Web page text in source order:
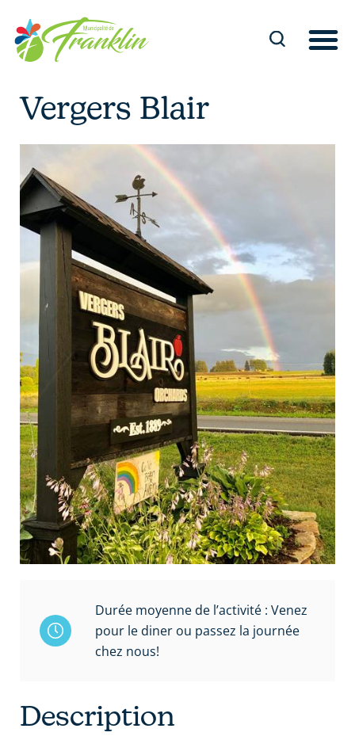
contenu
Vergers Blair
Durée moyenne de l’activité : Venez
pour le diner ou passez la journée
chez nous!
Description